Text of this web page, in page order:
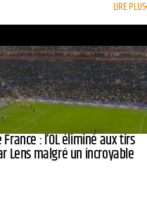
LIRE PLUS
: l’OL éliminé aux tirs
Lens malgré un incroyable